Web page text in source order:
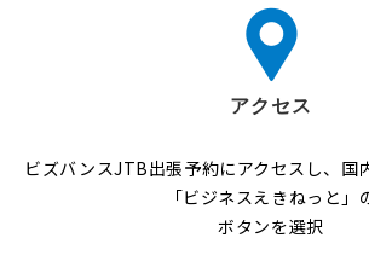
アクセス
ビズバンスJTB出張予約にアクセスし、国
「ビジネスえきねっと」
ボタンを選択